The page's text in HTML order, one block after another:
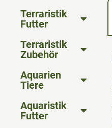
Terraristik
Futter
Terraristik
Zubehör
Aquarien
Tiere
Aquaristik
Futter